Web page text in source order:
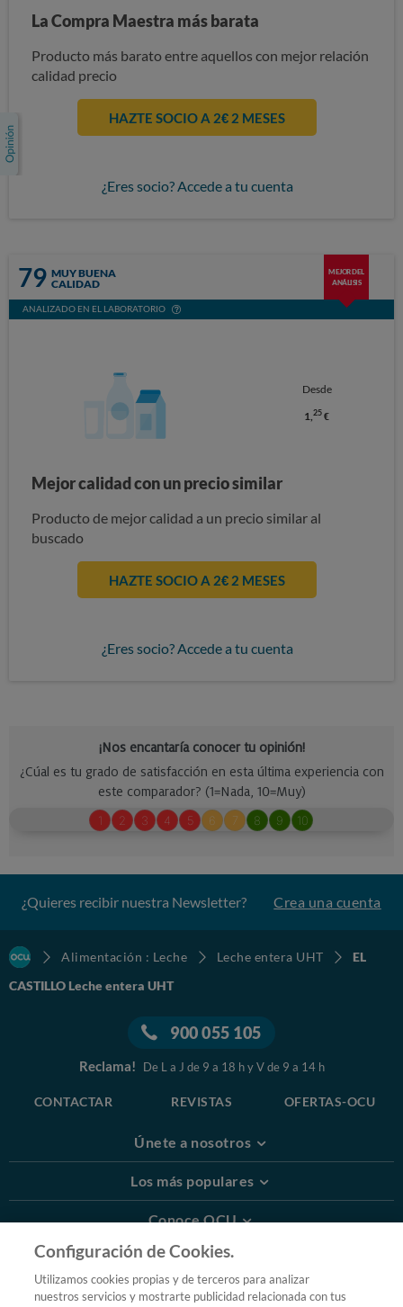
La Compra Maestra más barata
Producto más barato entre aquellos con mejor relación
calidad precio
HAZTE SOCIO A 2€ 2 MESES
¿Eres socio? Accede a tu cuenta
79 MUY BUENA
CALIDAD
MEJOR DEL
ANÁLISIS
ANALIZADO EN EL LABORATORIO
Desde
1,25 €
Mejor calidad con un precio similar
Producto de mejor calidad a un precio similar al
buscado
HAZTE SOCIO A 2€ 2 MESES
¿Eres socio? Accede a tu cuenta
¿Quieres recibir nuestra Newsletter? Crea una cuenta
Alimentación : Leche Leche entera UHT
EL
CASTILLO Leche entera UHT
900 055 105
Reclama! De L a J de 9 a 18 h y V de 9 a 14 h
CONTACTAR REVISTAS OFERTAS-OCU
Únete a nosotros
Los más populares
Conoce OCU
Más Información
© 2026 OCU
Configuración de Cookies.
Utilizamos cookies propias y de terceros para analizar
nuestros servicios y mostrarte publicidad relacionada con tus